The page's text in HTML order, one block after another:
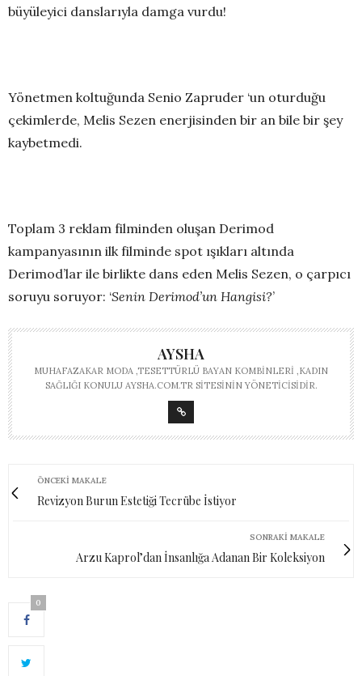
büyüleyici danslarıyla damga vurdu!
Yönetmen koltuğunda Senio Zapruder ‘un oturduğu
çekimlerde, Melis Sezen enerjisinden bir an bile bir şey
kaybetmedi.
Toplam 3 reklam filminden oluşan Derimod
kampanyasının ilk filminde spot ışıkları altında
Derimod’lar ile birlikte dans eden Melis Sezen, o çarpıcı
soruyu soruyor: ‘Senin Derimod’un Hangisi?’
AYSHA
MUHAFAZAKAR MODA ,TESETTÜRLÜ BAYAN KOMBINLERI ,KADIN
SAĞLIĞI KONULU AYSHA.COM.TR SITESININ YÖNETICISIDIR.
ÖNCEKI MAKALE
Revizyon Burun Estetiği Tecrübe İstiyor
SONRAKI MAKALE
Arzu Kaprol’dan İnsanlığa Adanan Bir Koleksiyon
0